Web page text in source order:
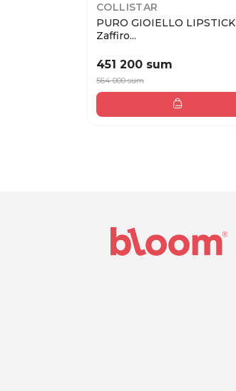
COLLISTAR
PURO GIOIELLO LIPSTICK
Zaffiro...
451 200 sum
564 000 sum